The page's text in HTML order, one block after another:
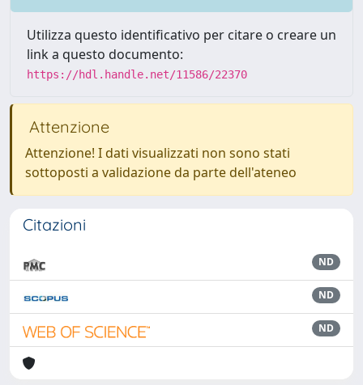
Utilizza questo identificativo per citare o creare un
link a questo documento:
https://hdl.handle.net/11586/22370
Attenzione
Attenzione! I dati visualizzati non sono stati
sottoposti a validazione da parte dell'ateneo
Citazioni
ND
ND
ND